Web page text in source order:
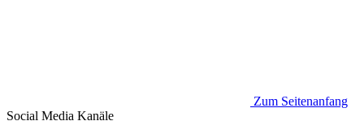
Zum Seitenanfang
Social Media Kanäle